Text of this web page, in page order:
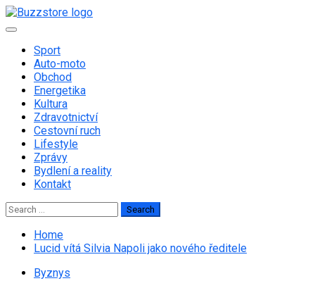
Skip
to
Primary
Sport
Auto-moto
Obchod
Energetika
Kultura
Zdravotnictví
Cestovní ruch
Lifestyle
Zprávy
Bydlení a reality
Kontakt
Search
for:
Home
Lucid vítá Silvia Napoli jako nového ředitele
Byznys